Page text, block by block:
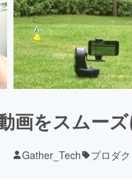
画をスムー
Gather_Tech プロダク